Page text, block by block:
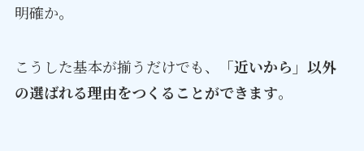
明確か。
こうした基本が揃うだけでも、
「近いから」以外
の選ばれる理由をつくることができます。